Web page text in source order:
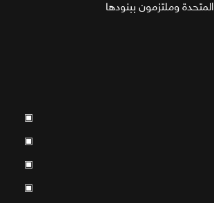
المتحدة وملتزمون ببنودها
▣
▣
▣
▣